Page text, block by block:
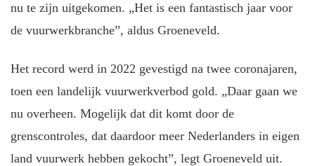
nu te zijn uitgekomen. „Het is een fantastisch jaar voor
de vuurwerkbranche”, aldus Groeneveld.
Het record werd in 2022 gevestigd na twee coronajaren,
toen een landelijk vuurwerkverbod gold. „Daar gaan we
nu overheen. Mogelijk dat dit komt door de
grenscontroles, dat daardoor meer Nederlanders in eigen
land vuurwerk hebben gekocht”, legt Groeneveld uit.